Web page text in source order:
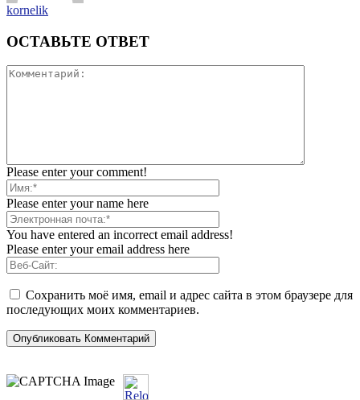
kornelik
ОСТАВЬТЕ ОТВЕТ
Please enter your comment!
Please enter your name here
You have entered an incorrect email address!
Please enter your email address here
Сохранить моё имя, email и адрес сайта в этом браузере для
последующих моих комментариев.